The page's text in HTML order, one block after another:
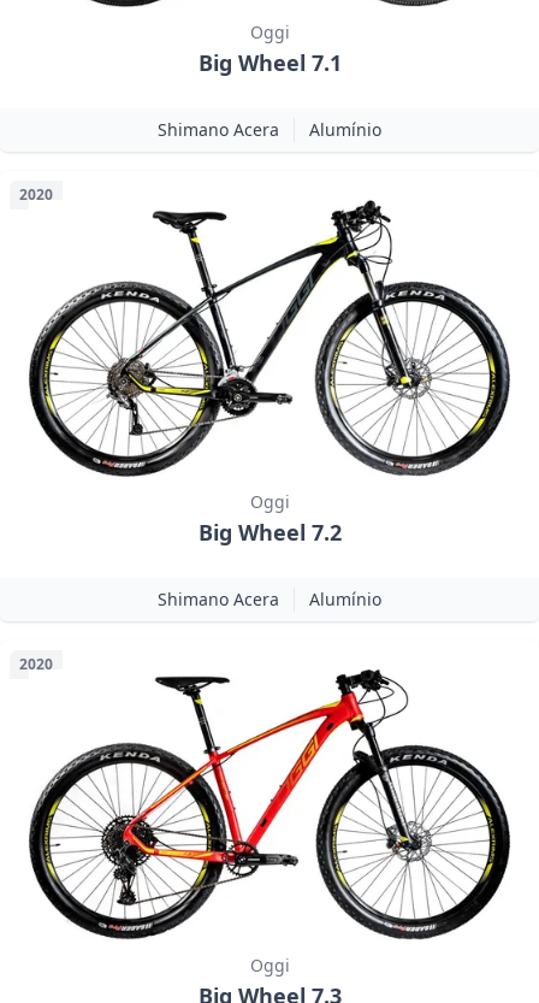
Oggi
Big Wheel 7.1
Shimano Acera Alumínio
2020
Oggi
Big Wheel 7.2
Shimano Acera Alumínio
2020
Oggi
Big Wheel 7.3